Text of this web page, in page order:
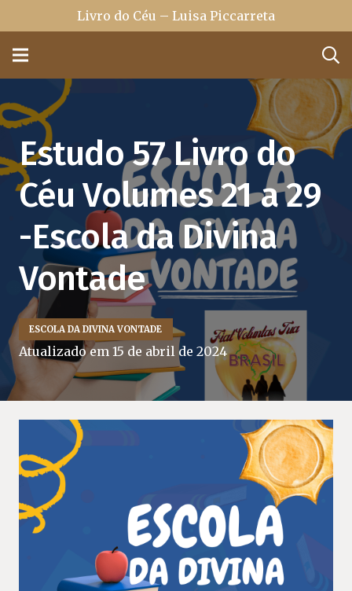
Livro do Céu – Luisa Piccarreta
Estudo 57 Livro do
Céu Volumes 21 a 29
-Escola da Divina
Vontade
ESCOLA DA DIVINA VONTADE
Atualizado em 15 de abril de 2024